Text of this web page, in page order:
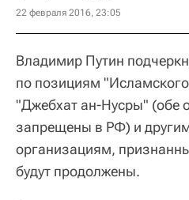
22 февраля 2016, 23:05
Владимир Путин
по позициям "Исламского
"Джебхат ан-Нусры" (обе
запрещены в РФ) и
организациям,
будут продолжены.